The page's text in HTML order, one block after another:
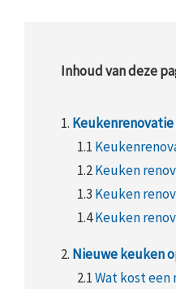
Inhoud van deze
1. Keukenrenovatie
1.1
1.2Keuken
1.3 Keuken
1.4Keuken
2. Nieuwe keuken
2.1Wat kost een